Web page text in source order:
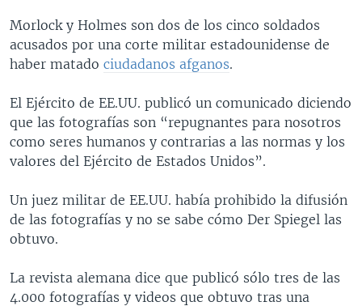
Morlock y Holmes son dos de los cinco soldados
acusados por una corte militar estadounidense de
haber matado ciudadanos afganos.
El Ejército de EE.UU. publicó un comunicado diciendo
que las fotografías son “repugnantes para nosotros
como seres humanos y contrarias a las normas y los
valores del Ejército de Estados Unidos”.
Un juez militar de EE.UU. había prohibido la difusión
de las fotografías y no se sabe cómo Der Spiegel las
obtuvo.
La revista alemana dice que publicó sólo tres de las
4.000 fotografías y videos que obtuvo tras una